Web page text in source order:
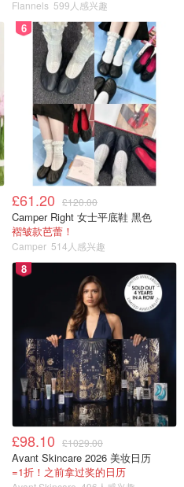
Flannels 599人感兴趣
6
£61.20 £120.00
Camper Right 女士平底鞋 黑色
褶皱款芭蕾！
Camper 514人感兴趣
8
£98.10 £1029.00
Avant Skincare 2026 美妆日历
=1折！之前拿过奖的日历